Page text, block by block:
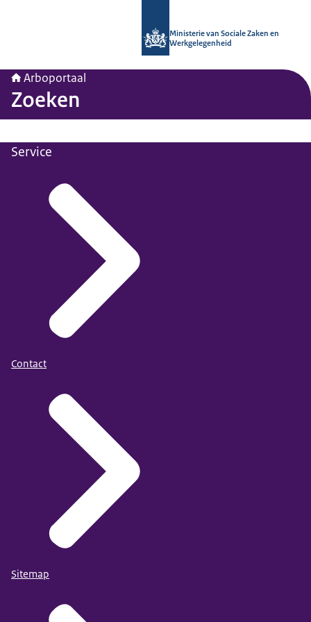
Ministerie van Sociale Zaken en
Werkgelegenheid
Arboportaal
Zoeken
Service
Contact
Sitemap